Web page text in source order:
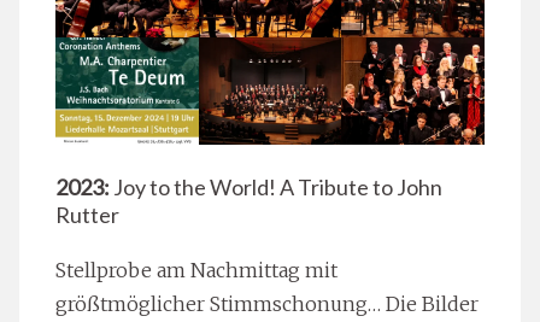
2023: Joy to the World! A Tribute to John
Rutter
Stellprobe am Nachmittag mit
größtmöglicher Stimmschonung… Die Bilder